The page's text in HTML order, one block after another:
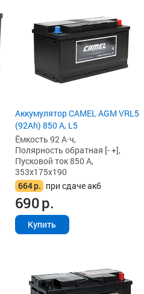
Аккумулятор CAMEL AGM VRL5
(92Ah) 850 А, L5
Ёмкость 92 А·ч,
Полярность обратная [- +],
Пусковой ток 850 А,
353x175x190
664р. при сдаче акб
690р.
Купить